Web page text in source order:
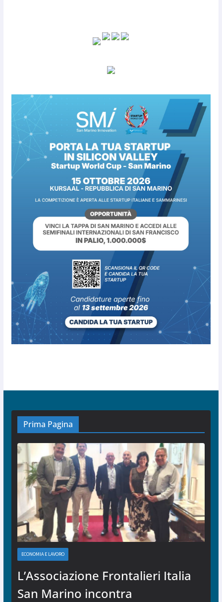
Prima Pagina
ECONOMIA E LAVORO
L’Associazione Frontalieri Italia
San Marino incontra